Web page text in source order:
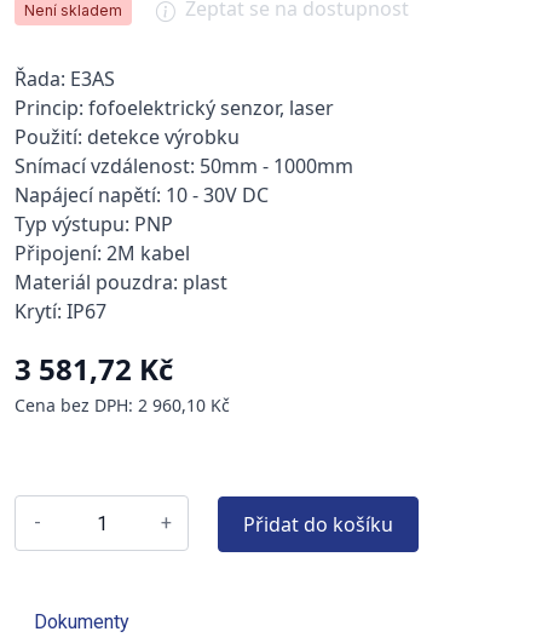
Není skladem Zeptat se na dostupnost
Řada: E3AS
Princip: fofoelektrický senzor, laser
Použití: detekce výrobku
Snímací vzdálenost: 50mm - 1000mm
Napájecí napětí: 10 - 30V DC
Typ výstupu: PNP
Připojení: 2M kabel
Materiál pouzdra: plast
Krytí: IP67
3 581,72 Kč
Cena bez DPH: 2 960,10 Kč
- + Přidat do košíku
Dokumenty